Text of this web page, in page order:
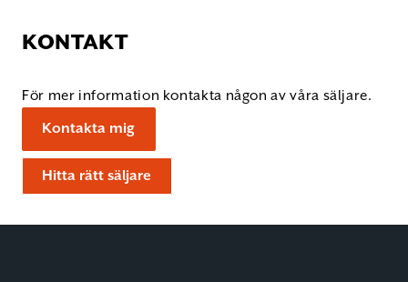
KONTAKT
För mer information kontakta någon av våra säljare.
Kontakta mig
Hitta rätt säljare